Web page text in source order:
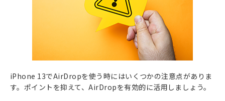
iPhone 13でAirDropを使う時にはいくつかの注意点がありま
す。ポイントを抑えて、AirDropを有効的に活用しましょう。